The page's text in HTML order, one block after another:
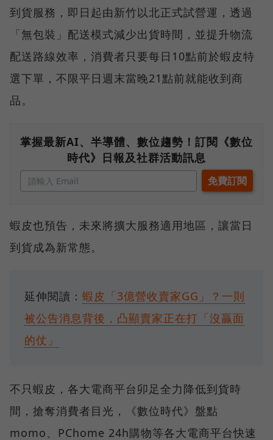
到貨服務，即日起由新竹以北正式試營運，透過
「無包裝」配送模式減少出貨時間，並提升物流
配送路線效率，消費者只要每日10點前於蝦皮特
選下單，不限平日週末當晚21點前就能收到商
品。
掌握最新AI、半導體、數位趨勢！訂閱《數位
時代》日報及社群活動訊息
蝦皮也預告，未來將擴大服務適用地區，讓當日
到貨成為新常態。
延伸閱讀： 蝦皮「3億營收賣家GG」？一則
被公告消息背後，凸顯賣家正在打「沒贏面
的仗」
不只蝦皮，各大電商平台卯足全力降低到貨時
間，搶奪消費者目光，《數位時代》盤點
momo、PChome 24h購物等各大電商平台快速